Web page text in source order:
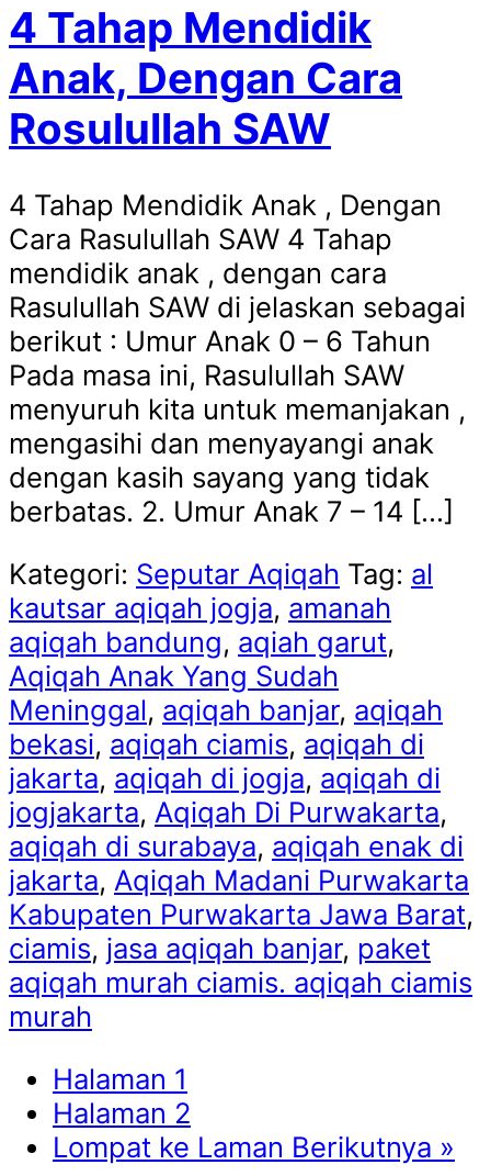
4 Tahap Mendidik
Anak, Dengan Cara
Rosulullah SAW
4 Tahap Mendidik Anak , Dengan
Cara Rasulullah SAW 4 Tahap
mendidik anak , dengan cara
Rasulullah SAW di jelaskan sebagai
berikut : Umur Anak 0 – 6 Tahun
Pada masa ini, Rasulullah SAW
menyuruh kita untuk memanjakan ,
mengasihi dan menyayangi anak
dengan kasih sayang yang tidak
berbatas. 2. Umur Anak 7 – 14 […]
Kategori: Seputar Aqiqah Tag: al
kautsar aqiqah jogja, amanah
aqiqah bandung, aqiah garut,
Aqiqah Anak Yang Sudah
Meninggal, aqiqah banjar, aqiqah
bekasi, aqiqah ciamis, aqiqah di
jakarta, aqiqah di jogja, aqiqah di
jogjakarta, Aqiqah Di Purwakarta,
aqiqah di surabaya, aqiqah enak di
jakarta, Aqiqah Madani Purwakarta
Kabupaten Purwakarta Jawa Barat,
ciamis, jasa aqiqah banjar, paket
aqiqah murah ciamis. aqiqah ciamis
murah
Halaman 1
Halaman 2
Lompat ke Laman Berikutnya »